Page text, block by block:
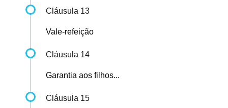
Cláusula 13
Vale-refeição
Cláusula 14
Garantia aos filhos...
Cláusula 15